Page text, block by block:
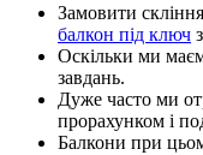
Замовити
балкон під ключ
Оскільки ми
завдань.
Дуже часто ми
прорахунком і
Балкони при